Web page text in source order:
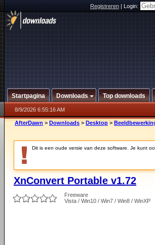
Registreren|Login:
Startpagina Downloads Top downloads
8/9/2026 6:55:16 AM
AfterDawn > Downloads > Desktop >
Dit is een oude versie van deze software. Je kunt
XnConvert Portable v1.72
Freeware
Vista / Win10 / Win7 / Win8 / WinXP